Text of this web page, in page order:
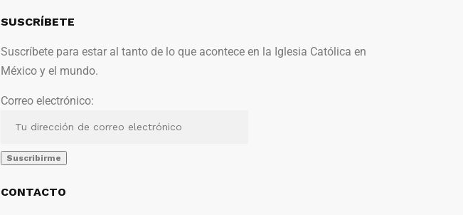
SUSCRÍBETE
Suscríbete para estar al tanto de lo que acontece en la Iglesia Católica en
México y el mundo.
Correo electrónico:
CONTACTO